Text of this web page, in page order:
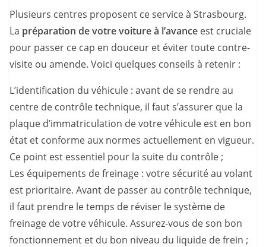
Plusieurs centres proposent ce service à Strasbourg.
La préparation de votre voiture à l’avance est cruciale
pour passer ce cap en douceur et éviter toute contre-
visite ou amende. Voici quelques conseils à retenir :
L’identification du véhicule : avant de se rendre au
centre de contrôle technique, il faut s’assurer que la
plaque d’immatriculation de votre véhicule est en bon
état et conforme aux normes actuellement en vigueur.
Ce point est essentiel pour la suite du contrôle ;
Les équipements de freinage : votre sécurité au volant
est prioritaire. Avant de passer au contrôle technique,
il faut prendre le temps de réviser le système de
freinage de votre véhicule. Assurez-vous de son bon
fonctionnement et du bon niveau du liquide de frein ;